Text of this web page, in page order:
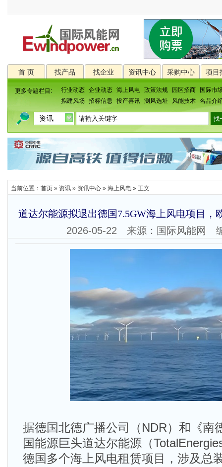
首 页 找产品 找企业 资讯中心 采购中心 项目
更多专题栏目: 行业动态 企业动态 海上风电 政策法规 园区招商
国际市
拟建风场
招标信息 投产喜讯 测风选址 风能技术 名品介
当前位置： 首页 » 资讯 » 资讯中心 » 海上风电 » 正文
道达尔能源拟退出德国7.5GW海上风电项目，
2026-05-22 来源：国际风能网
据德国北德广播公司（NDR）和《南
国能源巨头道达尔能源（
德国多个海上风电租赁项目，涉及总